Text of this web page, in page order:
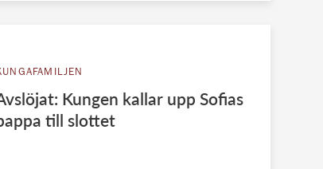
Kungen kallar upp Sofias
till slottet